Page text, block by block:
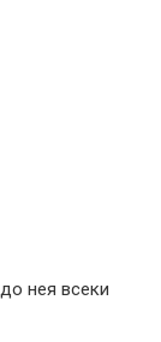
нея всеки